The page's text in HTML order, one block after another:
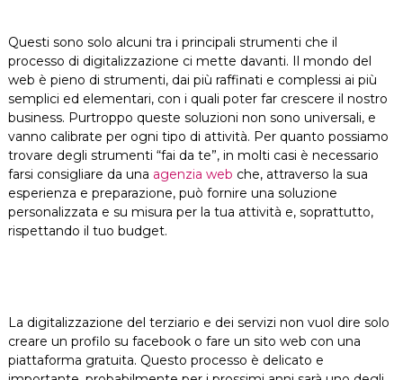
Questi sono solo alcuni tra i principali strumenti che il
processo di digitalizzazione ci mette davanti. Il mondo del
web è pieno di strumenti, dai più raffinati e complessi ai più
semplici ed elementari, con i quali poter far crescere il nostro
business. Purtroppo queste soluzioni non sono universali, e
vanno calibrate per ogni tipo di attività. Per quanto possiamo
trovare degli strumenti “fai da te”, in molti casi è necessario
farsi consigliare da una agenzia web che, attraverso la sua
esperienza e preparazione, può fornire una soluzione
personalizzata e su misura per la tua attività e, soprattutto,
rispettando il tuo budget.
La digitalizzazione del terziario e dei servizi non vuol dire solo
creare un profilo su facebook o fare un sito web con una
piattaforma gratuita. Questo processo è delicato e